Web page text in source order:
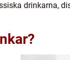
drinkarna,